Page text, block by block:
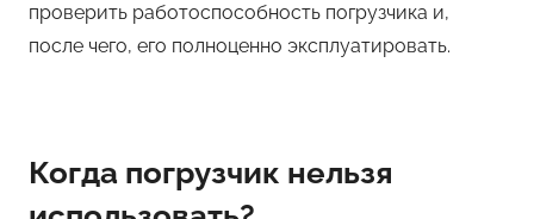
проверить работоспособность погрузчика и,
после чего, его полноценно эксплуатировать.
Когда погрузчик нельзя